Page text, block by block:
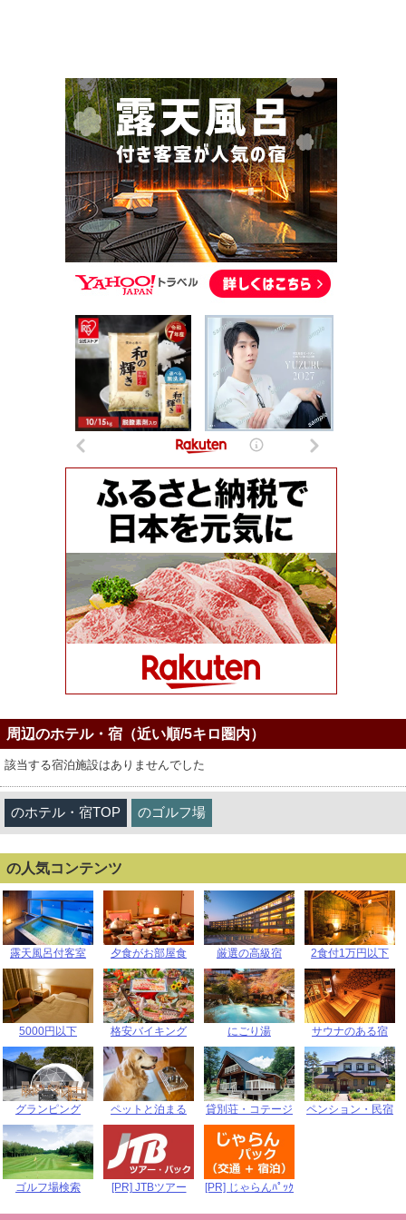
周辺のホテル・宿（近い順/5キロ圏内）
該当する宿泊施設はありませんでした
のホテル・宿TOP のゴルフ場
の人気コンテンツ
露天風呂付客室 夕食がお部屋食 厳選の高級宿 2食付1万円以下
5000円以下 格安バイキング にごり湯 サウナのある宿
グランピング ペットと泊まる 貸別荘・コテージ ペンション・民宿
ゴルフ場検索 [PR] JTBツアー [PR] じゃらんﾊﾟｯｸ